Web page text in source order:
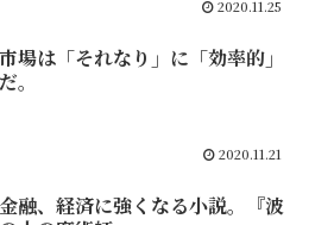
2020.11.25
市場は「それなり」に「効率的」
だ。
2020.11.21
金融、経済に強くなる小説。『波